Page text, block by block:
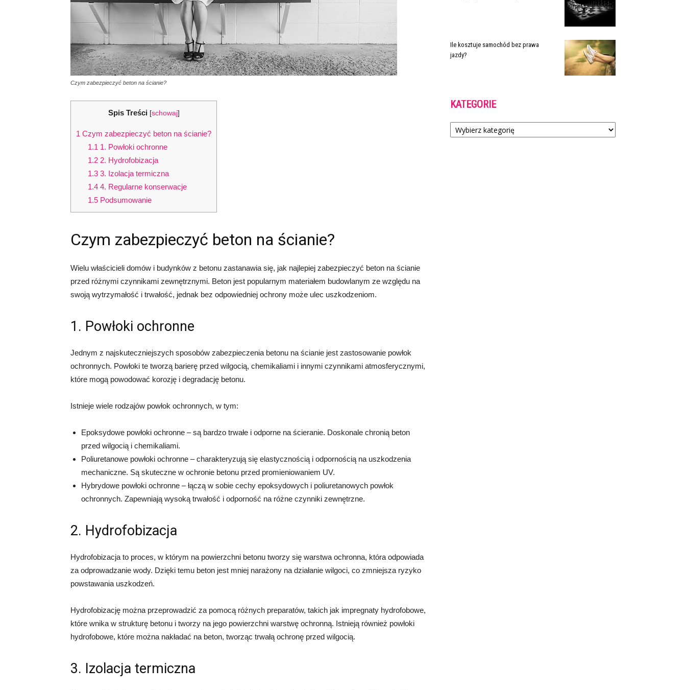
Czym zabezpieczyć beton na ścianie?
Spis Treści [schowaj]
1 Czym zabezpieczyć beton na ścianie?
1.1 1. Powłoki ochronne
1.22. Hydrofobizacja
1.33. Izolacja termiczna
1.44. Regularne konserwacje
1.5Podsumowanie
Czym zabezpieczyć beton na ścianie?
Wielu właścicieli domów i budynków z betonu zastanawia się, jak najlepiej zabezpieczyć beton na ścianie
przed różnymi czynnikami zewnętrznymi. Beton jest popularnym materiałem budowlanym ze względu na
swoją wytrzymałość i trwałość, jednak bez odpowiedniej ochrony może ulec uszkodzeniom.
1. Powłoki ochronne
Jednym z najskuteczniejszych sposobów zabezpieczenia betonu na ścianie jest zastosowanie powłok
ochronnych. Powłoki te tworzą barierę przed wilgocią, chemikaliami i innymi czynnikami atmosferycznymi,
które mogą powodować korozję i degradację betonu.
Istnieje wiele rodzajów powłok ochronnych, w tym:
Epoksydowe powłoki ochronne – są bardzo trwałe i odporne na ścieranie. Doskonale chronią beton
przed wilgocią i chemikaliami.
Poliuretanowe powłoki ochronne – charakteryzują się elastycznością i odpornością na uszkodzenia
mechaniczne. Są skuteczne w ochronie betonu przed promieniowaniem UV.
Hybrydowe powłoki ochronne – łączą w sobie cechy epoksydowych i poliuretanowych powłok
ochronnych. Zapewniają wysoką trwałość i odporność na różne czynniki zewnętrzne.
2. Hydrofobizacja
Hydrofobizacja to proces, w którym na powierzchni betonu tworzy się warstwa ochronna, która odpowiada
za odprowadzanie wody. Dzięki temu beton jest mniej narażony na działanie wilgoci, co zmniejsza ryzyko
powstawania uszkodzeń.
Hydrofobizację można przeprowadzić za pomocą różnych preparatów, takich jak impregnaty hydrofobowe,
które wnika w strukturę betonu i tworzy na jego powierzchni warstwę ochronną. Istnieją również powłoki
hydrofobowe, które można nakładać na beton, tworząc trwałą ochronę przed wilgocią.
3. Izolacja termiczna
Ile kosztuje samochód bez prawa
jazdy?
KATEGORIE
Kategorie